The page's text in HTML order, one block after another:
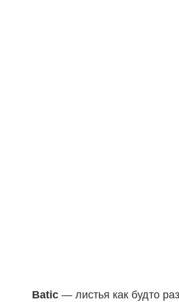
Batic — листья как будто